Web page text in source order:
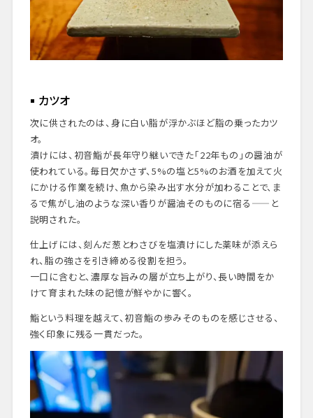
カツオ
次に供されたのは、身に白い脂が浮かぶほど脂の乗ったカツ
オ。
漬けには、初音鮨が長年守り継いできた「22年もの」の醤油が
使われている。毎日欠かさず、5%の塩と5%のお酒を加えて火
にかける作業を続け、魚から染み出す水分が加わることで、ま
るで焦がし油のような深い香りが醤油そのものに宿る——と
説明された。
仕上げには、刻んだ葱とわさびを塩漬けにした薬味が添えら
れ、脂の強さを引き締める役割を担う。
一口に含むと、濃厚な旨みの層が立ち上がり、長い時間をか
けて育まれた味の記憶が鮮やかに響く。
鮨という料理を越えて、初音鮨の歩みそのものを感じさせる、
強く印象に残る一貫だった。